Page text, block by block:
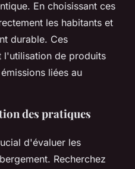
En choisissant ces
les habitants et
durable. Ces
l'utilisation de produits
liées au
des pratiques
d'évaluer les
Recherchez